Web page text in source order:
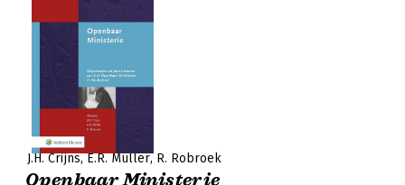
J.H. Crijns E.R. Muller R. Robroek
Openbaar Ministerie